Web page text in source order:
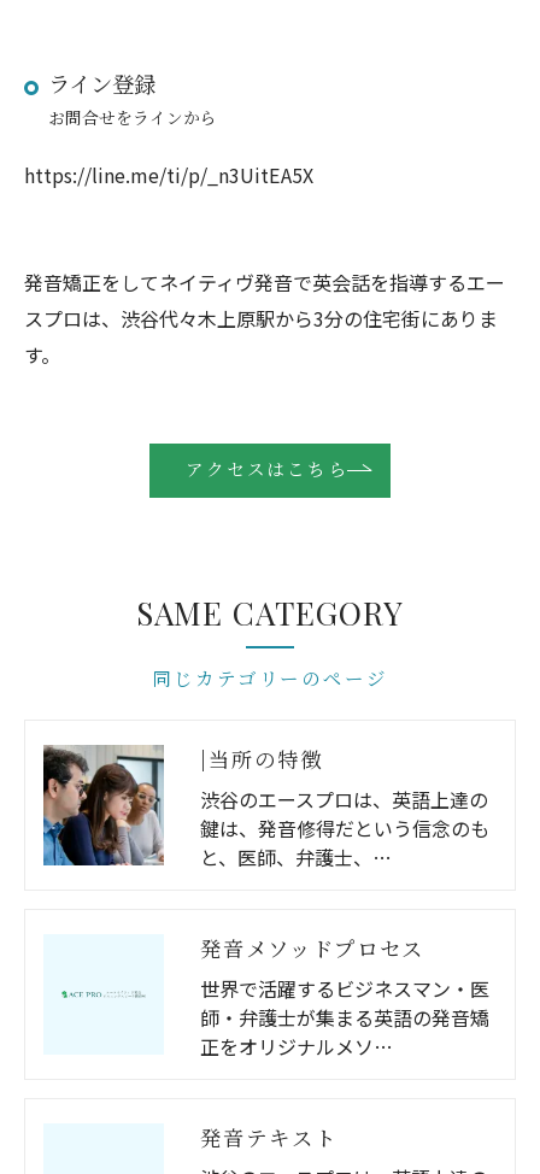
ライン登録
お問合せをラインから
https://line.me/ti/p/_n3UitEA5X
発音矯正をしてネイティヴ発音で英会話を指導するエー
スプロは、渋谷代々木上原駅から3分の住宅街にありま
す。
アクセスはこちら
同じカテゴリーのページ
SAME CATEGORY
|当所の特徴
渋谷のエースプロは、英語上達の
鍵は、発音修得だという信念のも
と、医師、弁護士、…
発音メソッドプロセス
世界で活躍するビジネスマン・医
師・弁護士が集まる英語の発音矯
正をオリジナルメソ…
発音テキスト